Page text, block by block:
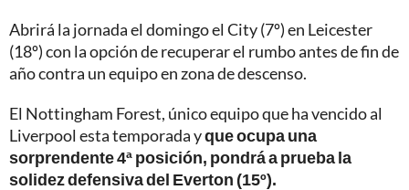
Abrirá la jornada el domingo el City (7º) en Leicester
(18º) con la opción de recuperar el rumbo antes de fin de
año contra un equipo en zona de descenso.
El Nottingham Forest, único equipo que ha vencido al
Liverpool esta temporada yque ocupa una
sorprendente 4ª posición, pondrá a prueba la
solidez defensiva del Everton (15º).